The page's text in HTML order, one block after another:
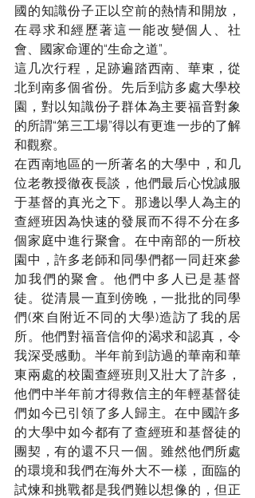
國的知識份子正以空前的熱情和開放，
在尋求和經歷著這一能改變個人、社
會、國家命運的“生命之道”。
這几次行程，足跡遍踏西南、華東，從
北到南多個省份。先后到訪多處大學校
園，對以知識份子群体為主要福音對象
的所謂“第三工場”得以有更進一步的了解
和觀察。
在西南地區的一所著名的大學中，和几
位老教授徹夜長談，他們最后心悅誠服
于基督的真光之下。那邊以學人為主的
查經班因為快速的發展而不得不分在多
個家庭中進行聚會。在中南部的一所校
園中，許多老師和同學們都一同赶來參
加我們的聚會。他們中多人已是基督
徒。從清晨一直到傍晚，一批批的同學
們(來自附近不同的大學)造訪了我的居
所。他們對福音信仰的渴求和認真，令
我深受感動。半年前到訪過的華南和華
東兩處的校園查經班則又壯大了許多，
他們中半年前才得救信主的年輕基督徒
們如今已引領了多人歸主。在中國許多
的大學中如今都有了查經班和基督徒的
團契，有的還不只一個。雖然他們所處
的環境和我們在海外大不一樣，面臨的
試煉和挑戰都是我們難以想像的，但正